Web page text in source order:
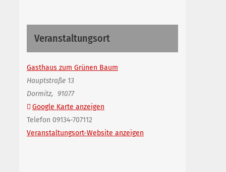
Veranstaltungsort
Gasthaus zum Grünen Baum
Hauptstraße 13
Dormitz, 91077
Google Karte anzeigen
Telefon 09134-707112
Veranstaltungsort-Website anzeigen